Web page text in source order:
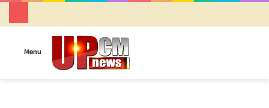
Menu